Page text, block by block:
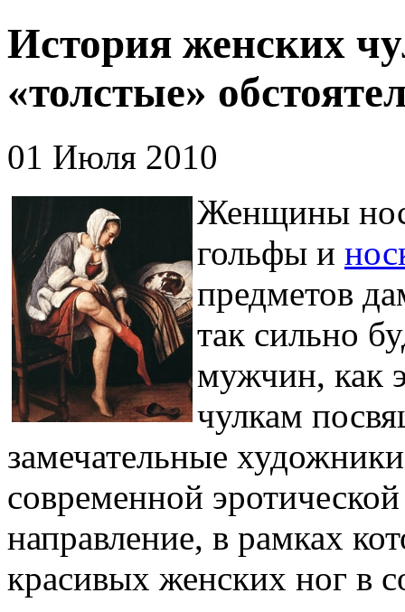
История женских
«толстые»
01 Июля 2010
Женщины
гольфы и
предметов
так сильно
мужчин, как
чулкам
замечательные
современной
направление, в рамках
красивых женских ног в